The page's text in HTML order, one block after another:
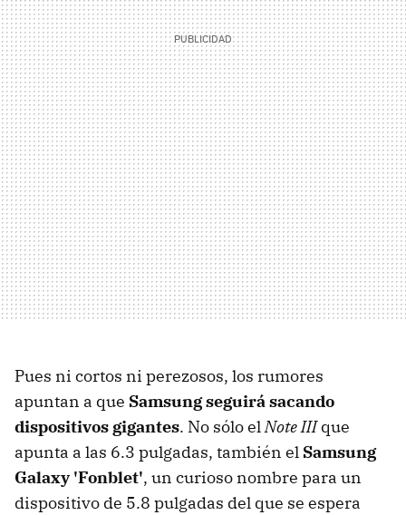
Pues ni cortos ni perezosos, los rumores
apuntan a que Samsung seguirá sacando
dispositivos gigantes. No sólo elNote IIIque
apunta a las 6.3 pulgadas, también el Samsung
Galaxy 'Fonblet', un curioso nombre para un
dispositivo de 5.8 pulgadas del que se espera